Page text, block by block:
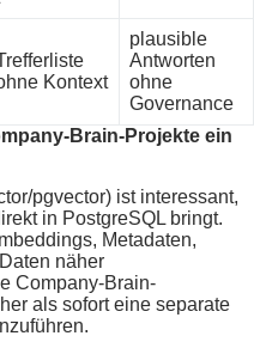
Kontext
plausible
Antworten
ohne
Governance
Brain-Projekte ein
pgvector) ist interessant,
in PostgreSQL bringt.
Metadaten,
näher
Company-Brain-
als sofort eine separate